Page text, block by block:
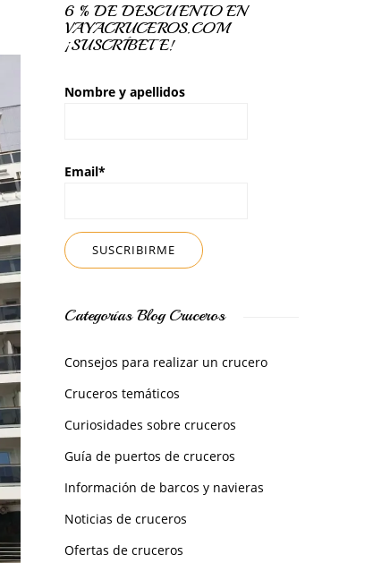
6 % DE DESCUENTO EN
VAYACRUCEROS.COM
¡SUSCRÍBETE!
Nombre y apellidos
Email*
Categorías Blog Cruceros
Consejos para realizar un crucero
Cruceros temáticos
Curiosidades sobre cruceros
Guía de puertos de cruceros
Información de barcos y navieras
Noticias de cruceros
Ofertas de cruceros